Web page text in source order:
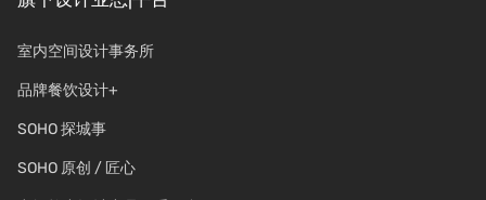
室内空间设计事务所
品牌餐饮设计+
SOHO 探城事
SOHO 原创 / 匠心